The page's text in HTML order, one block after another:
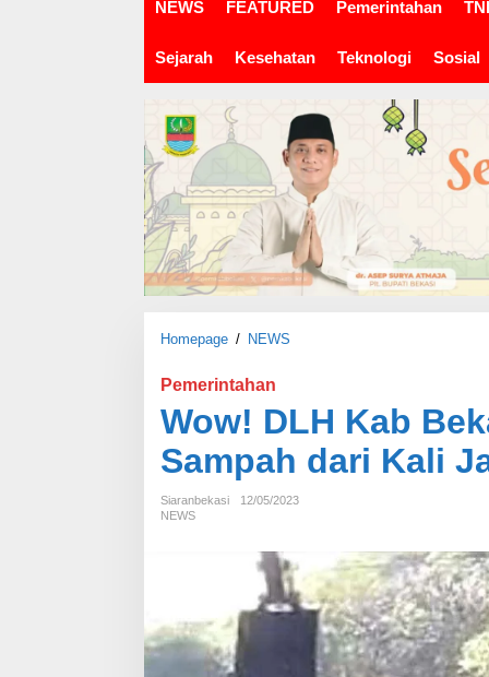
NEWS FEATURED Pemerintahan
Sejarah Kesehatan Teknologi Sosial
Homepage / NEWS
H
a
e
k
a
Pemerintahan
Wow! DLH Kab
Sampah dari Kali
Siaranbekasi
12/05/2023
NEWS